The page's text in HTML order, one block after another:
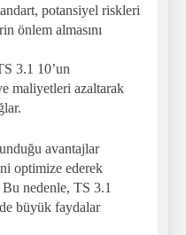
potansiyel riskleri
önlem almasını
3.1 10’un
maliyetleri azaltarak
avantajlar
optimize ederek
nedenle, TS 3.1
büyük faydalar